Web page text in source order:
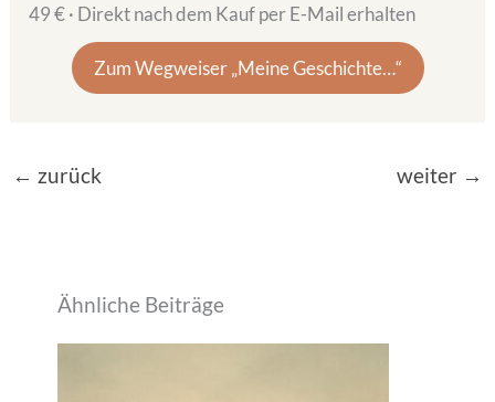
49 € · Direkt nach dem Kauf per E-Mail erhalten
Zum Wegweiser „Meine Geschichte…“
← zurück weiter →
Ähnliche Beiträge